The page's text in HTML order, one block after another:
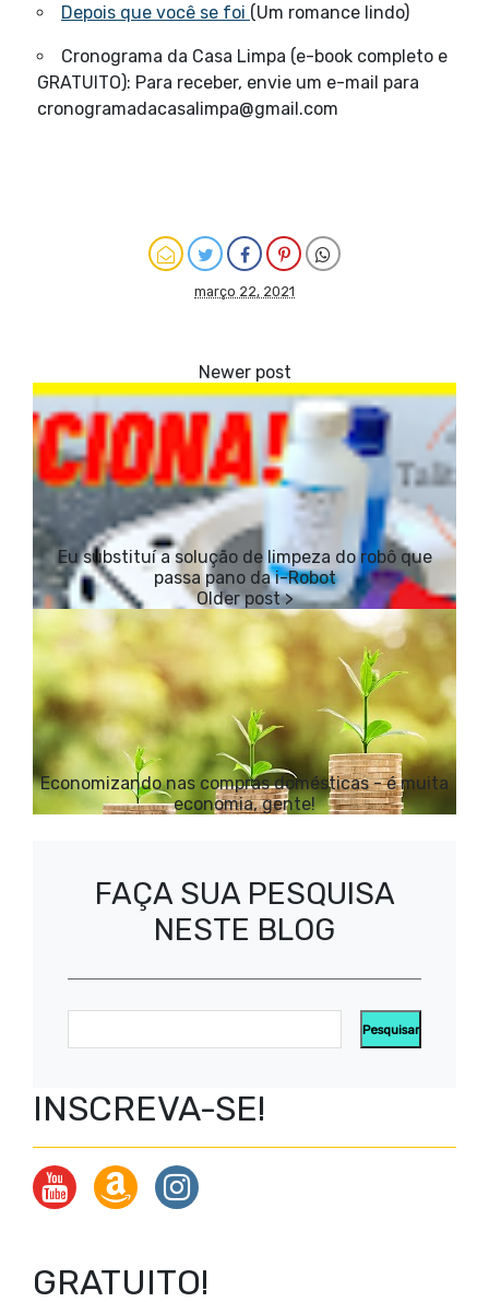
Depois que você se foi (Um romance lindo)
Cronograma da Casa Limpa (e-book completo e
GRATUITO): Para receber, envie um e-mail para
cronogramadacasalimpa@gmail.com
março 22, 2021
Eu substituí a solução de limpeza do robô que
passa pano da i-Robot
Economizando nas compras domésticas - é muita
economia, gente!
FAÇA SUA PESQUISA
NESTE BLOG
INSCREVA-SE!
GRATUITO!